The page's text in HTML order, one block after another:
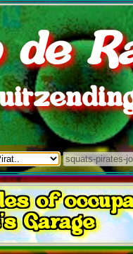
of
Garage